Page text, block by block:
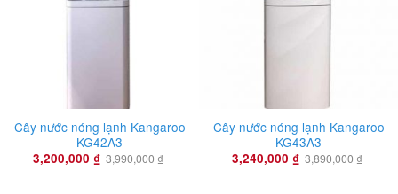
Cây nước nóng lạnh Kangaroo
KG42A3
3,200,000 ₫ 3,990,000₫
Cây nước nóng lạnh Kangaroo
KG43A3
3,240,000 ₫ 3,890,000₫